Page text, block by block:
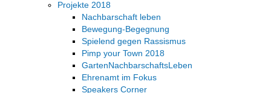
Projekte 2018
Nachbarschaft leben
Bewegung-Begegnung
Spielend gegen Rassismus
Pimp your Town 2018
GartenNachbarschaftsLeben
Ehrenamt im Fokus
Speakers Corner